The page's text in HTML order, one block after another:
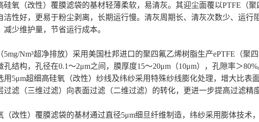
硅氧（改性）覆膜滤袋的基材轻薄柔软，易清灰。其迎尘面覆以PTFE（聚
洁性好，更易于粉尘剥离，长期运行慢。清灰周期长、清灰次数少、运行
少维护量，节省运行成本。
5mg/Nm³超净排放）采用美国杜邦进口的聚四氟乙烯树脂生产ePTFE（聚
孔结构，孔径在0.1～2μm之间，膜厚度15～20μm（10μm），孔隙率＞
用5μm超细高硅氧（改性）纱线及纬纱采用特殊纱线膨化处理，增大比表
过滤（三维过滤）向表面过滤（二维过滤）的转化，更进一步提高过滤精
（改性）覆膜滤袋的基材通过直径5μm细旦纤维制造，纬纱采用膨体技术